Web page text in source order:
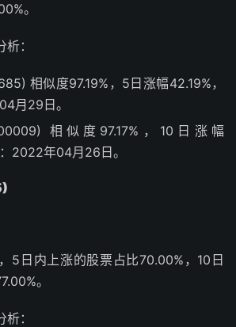
。
：
相似度97.19%，5日涨幅42.19%，
月29日。
相似度97.17%，10日涨幅
2022年04月26日。
5日内上涨的股票占比70.00%，10日
。
：